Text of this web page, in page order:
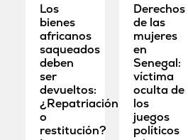
Los
bienes
africanos
saqueados
deben
ser
devueltos:
¿Repatriación
o
restitución?
Derechos
de las
mujeres
en
Senegal:
víctima
oculta de
los
juegos
políticos